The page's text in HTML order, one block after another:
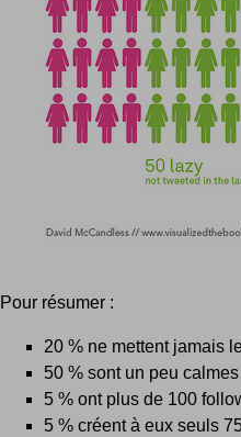
Pour résumer :
20 % ne mettent jamais
50 % sont un peu
5 % ont plus de 100
5 % créent à eux seuls